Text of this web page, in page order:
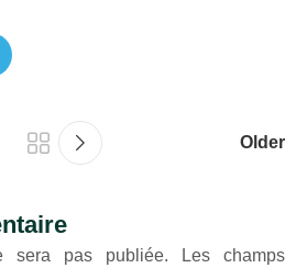
Older
sera pas publiée. Les champs